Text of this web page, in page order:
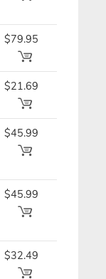
$79.95
$21.69
$45.99
$45.99
$32.49